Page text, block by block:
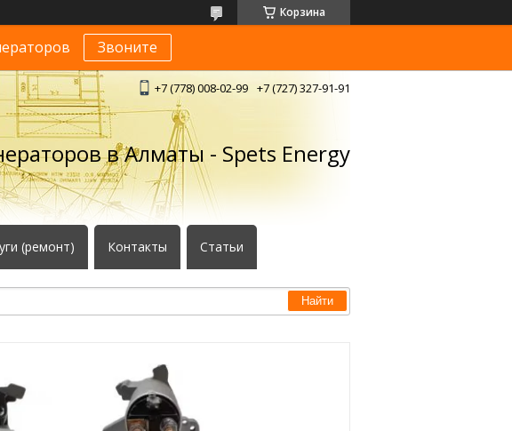
Корзина
Звоните
+7 (778) 008-02-99 +7 (727) 327-91-91
в Алматы - Spets Energy
(ремонт) Контакты Статьи
Найти